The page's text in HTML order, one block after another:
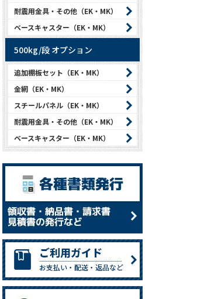
耐震用金具・その他（EK・MK）
ベースキャスター（EK・MK）
500kg/段 オプション
追加棚板セット（EK・MK）
金網（EK・MK）
スチールパネル（EK・MK）
耐震用金具・その他（EK・MK）
ベースキャスター（EK・MK）